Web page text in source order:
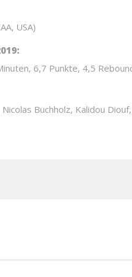
USA)
6,7 Punkte, 4,5
Buchholz, Kalidou